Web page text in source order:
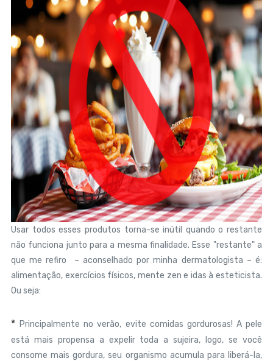
Usar todos esses produtos torna-se inútil quando o restante
não funciona junto para a mesma finalidade. Esse "restante" a
que me refiro – aconselhado por minha dermatologista – é:
alimentação, exercícios físicos, mente zen e idas à esteticista.
Ou seja:
*Principalmente no verão, evite comidas gordurosas! A pele
está mais propensa a expelir toda a sujeira, logo, se você
consome mais gordura, seu organismo acumula para liberá-la,